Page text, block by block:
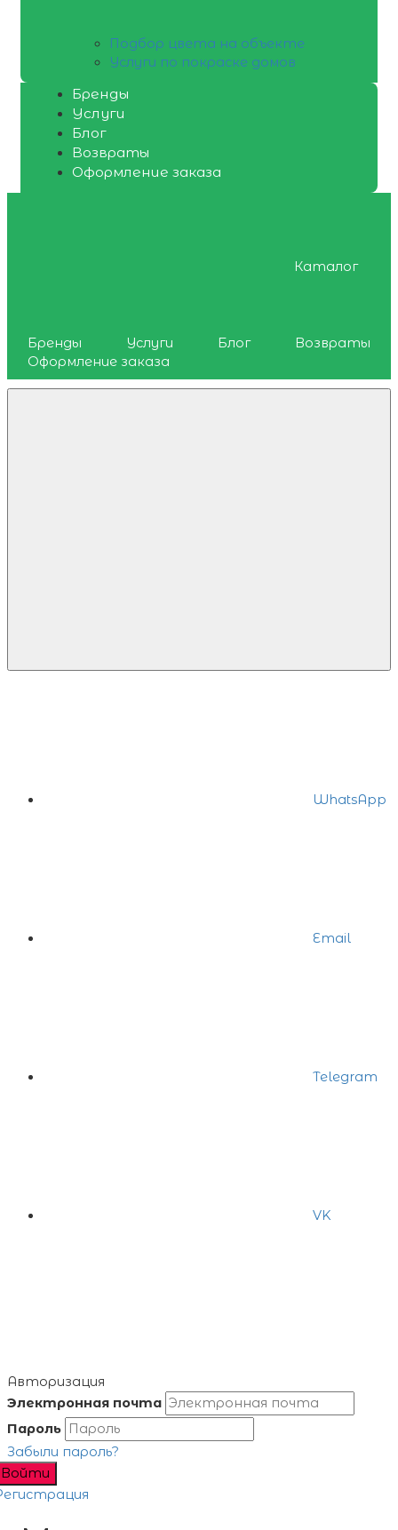
Подбор цвета на объекте
Услуги по покраске домов
Бренды
Услуги
Блог
Возвраты
Оформление заказа
Каталог
Бренды Услуги Блог
Возвраты
Оформление заказа
WhatsApp
Email
Telegram
VK
Авторизация
Электронная почта
Пароль
Забыли пароль?
Войти